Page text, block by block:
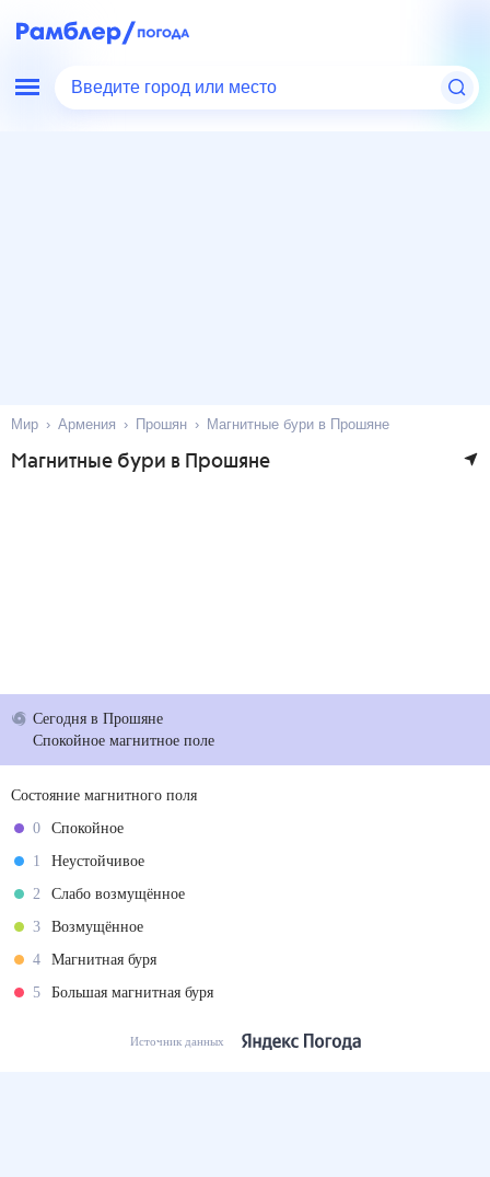
Введите город или место
Мир Армения Прошян Магнитные бури в Прошяне
Магнитные бури в Прошяне
Сегодняв Прошяне
Спокойное магнитное поле
Состояние магнитного поля
0
Спокойное
1
Неустойчивое
2
Слабо возмущённое
3
Возмущённое
4
Магнитная буря
5
Большая магнитная буря
Источник данных